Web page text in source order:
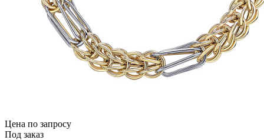
Цена по запросу
Под заказ